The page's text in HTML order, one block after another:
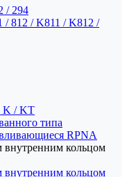
/ 294
812 / K811 / K812 /
K / KT
типа
RPNA
кольцом
кольцом